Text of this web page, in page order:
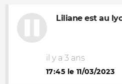
Liliane est au
il y a 3 ans
17:45 le 11/03/2023